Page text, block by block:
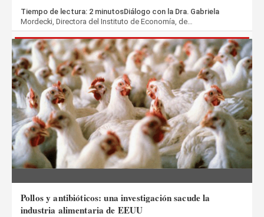
Tiempo de lectura: 2 minutosDiálogo con la Dra. Gabriela
Mordecki, ‎Directora del Instituto de Economía, de…
Pollos y antibióticos: una investigación sacude la
industria alimentaria de EEUU